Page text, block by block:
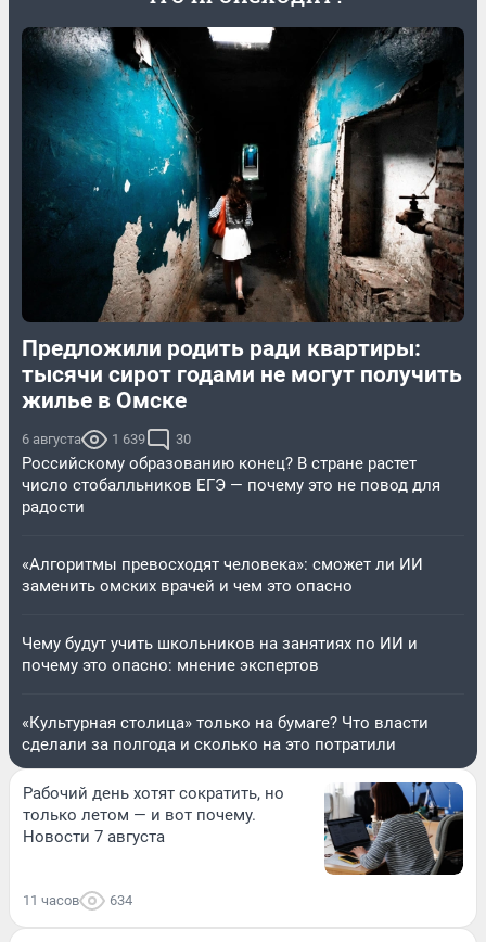
Предложили родить ради квартиры:
тысячи сирот годами не могут получить
жилье в Омске
6 августа 1 639 30
Российскому образованию конец? В стране растет
число стобалльников ЕГЭ — почему это не повод для
радости
«Алгоритмы превосходят человека»: сможет ли ИИ
заменить омских врачей и чем это опасно
Чему будут учить школьников на занятиях по ИИ и
почему это опасно: мнение экспертов
«Культурная столица» только на бумаге? Что власти
сделали за полгода и сколько на это потратили
Рабочий день хотят сократить, но
только летом — и вот почему.
Новости 7 августа
11 часов 634